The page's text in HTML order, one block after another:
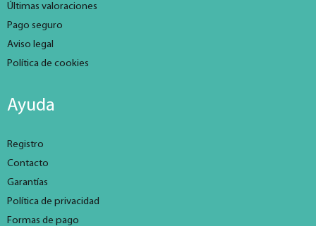
Últimas valoraciones
Pago seguro
Aviso legal
Política de cookies
Ayuda
Registro
Contacto
Garantías
Política de privacidad
Formas de pago